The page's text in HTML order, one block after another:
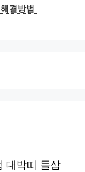
결방법
대박띠 들삼